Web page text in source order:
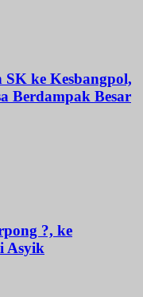
ke Kesbangpol,
Berdampak Besar
?, ke
Asyik